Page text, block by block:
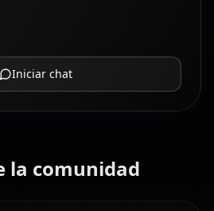
Iniciar chat
la comunidad